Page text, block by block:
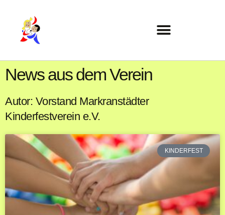
News aus dem Verein
Autor: Vorstand Markranstädter
Kinderfestverein e.V.
KINDERFEST